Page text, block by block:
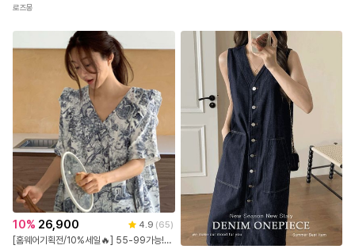
로즈몽
10% 26,900 4.9 (65)
[홈웨어기획전/10%세일🔥] 55-99가능! [꿀잠3세트] 빅사이즈잠옷 7부바지 반바지